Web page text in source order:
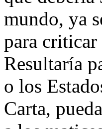
mundo, ya
para criticar
Resultaría
o los
Carta,